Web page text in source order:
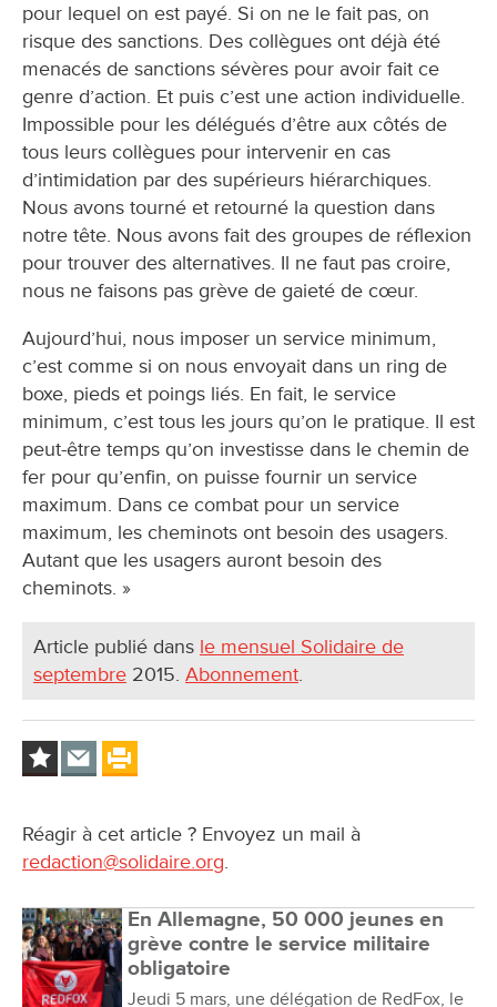
pour lequel on est payé. Si on ne le fait pas, on
risque des sanctions. Des collègues ont déjà été
menacés de sanctions sévères pour avoir fait ce
genre d’action. Et puis c’est une action individuelle.
Impossible pour les délégués d’être aux côtés de
tous leurs collègues pour intervenir en cas
d’intimidation par des supérieurs hiérarchiques.
Nous avons tourné et retourné la question dans
notre tête. Nous avons fait des groupes de réflexion
pour trouver des alternatives. Il ne faut pas croire,
nous ne faisons pas grève de gaieté de cœur.
Aujourd’hui, nous imposer un service minimum,
c’est comme si on nous envoyait dans un ring de
boxe, pieds et poings liés. En fait, le service
minimum, c’est tous les jours qu’on le pratique. Il est
peut-être temps qu’on investisse dans le chemin de
fer pour qu’enfin, on puisse fournir un service
maximum. Dans ce combat pour un service
maximum, les cheminots ont besoin des usagers.
Autant que les usagers auront besoin des
cheminots. »
Article publié dans le mensuel Solidaire de
septembre 2015. Abonnement.
Réagir à cet article ? Envoyez un mail à
redaction@solidaire.org.
En Allemagne, 50 000 jeunes en
grève contre le service militaire
obligatoire
Jeudi 5 mars, une délégation de RedFox, le